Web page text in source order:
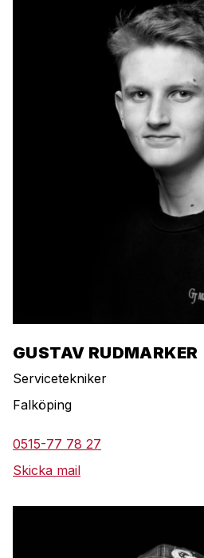
GUSTAV RUDMARKER
Servicetekniker
Falköping
0515-77 78 27
Skicka mail